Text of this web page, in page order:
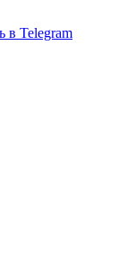
в Telegram